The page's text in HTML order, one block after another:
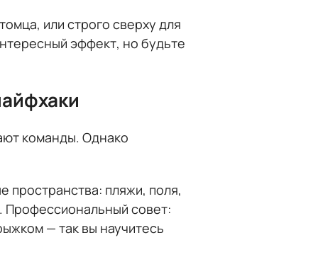
или строго сверху для
эффект, но будьте
команды. Однако
пространства: пляжи, поля,
Профессиональный совет:
— так вы научитесь